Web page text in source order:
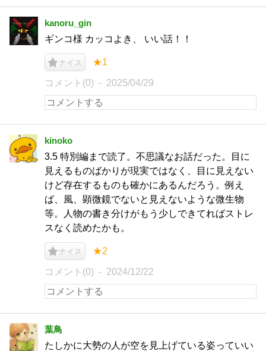
kanoru_gin
ギンコ様 カッコよき、 いい話！！
ナイス ★1
コメント(0) 2025/04/29
kinoko
3.5 特別編まで読了。不思議なお話だった。目に
見えるものばかりが現実ではなく、目に見えない
けど存在するものも確かにあるんだろう。例え
ば、風、顕微鏡でないと見えないような微生物
等。人物の書き分けがもう少しできてればストレ
スなく読めたかも。
ナイス ★2
コメント(0) 2024/12/22
葉鳥
たしかに大勢の人が空を見上げている姿っていい